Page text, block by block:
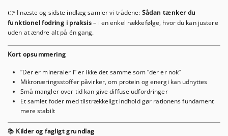
👉 I næste og sidste indlæg samler vi trådene: Sådan tænker du
funktionel fodring i praksis– i en enkel rækkefølge, hvor du kan justere
uden at ændre alt på én gang.
Kort opsummering
“Der er mineraler i” er ikke det samme som “der er nok”
Mikronæringsstoffer påvirker, om protein og energi kan udnyttes
Små mangler over tid kan give diffuse udfordringer
Et samlet foder med tilstrækkeligt indhold gør rationens fundament
mere stabilt
📚 Kilder og fagligt grundlag